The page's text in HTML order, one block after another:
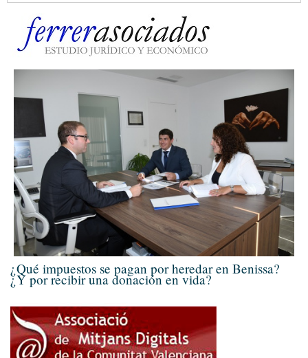
¿Qué impuestos se pagan por heredar en Benissa?
¿Y por recibir una donación en vida?